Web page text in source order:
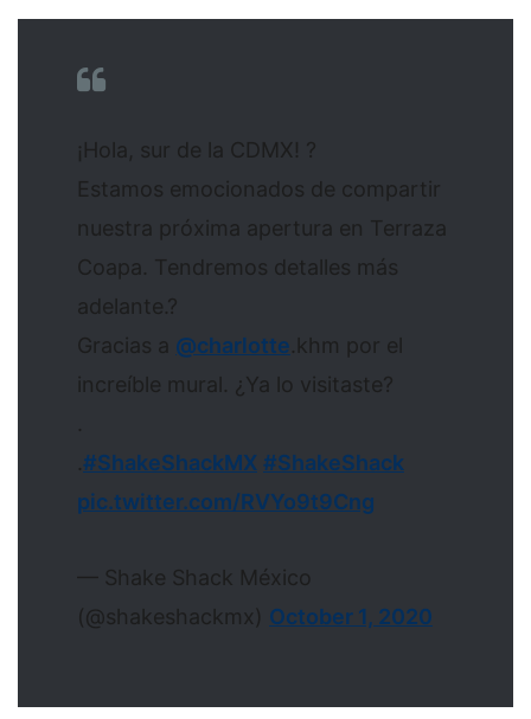
¡Hola, sur de la CDMX! ?
Estamos emocionados de compartir
nuestra próxima apertura en Terraza
Coapa. Tendremos detalles más
adelante.?
Gracias a @charlotte.khm por el
increíble mural. ¿Ya lo visitaste?
.
.#ShakeShackMX #ShakeShack
pic.twitter.com/RVYo9t9Cng
— Shake Shack México
(@shakeshackmx) October 1, 2020